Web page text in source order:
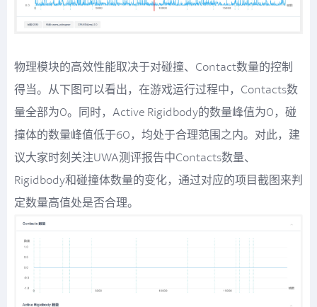
物理模块的高效性能取决于对碰撞、Contact数量的控制
得当。从下图可以看出，在游戏运行过程中，Contacts数
量全部为0。同时，Active Rigidbody的数量峰值为0，碰
撞体的数量峰值低于60，均处于合理范围之内。对此，建
议大家时刻关注UWA测评报告中Contacts数量、
Rigidbody和碰撞体数量的变化，通过对应的项目截图来判
定数量高值处是否合理。